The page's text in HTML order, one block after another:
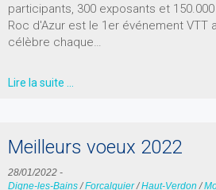
participants, 300 exposants et
Roc d'Azur est le 1er événement VTT
célèbre chaque…
Lire la suite …
Meilleurs voeux 2022
28/01/2022 -
Digne-les-Bains/Forcalquier/Haut-Verdon /